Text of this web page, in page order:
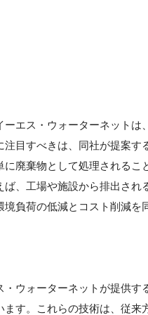
エス・ウォーターネットは、
目すべきは、同社が提案す
廃棄物として処理されるこ
、工場や施設から排出され
負荷の低減とコスト削減を
ウォーターネットが提供す
す。これらの技術は、従来